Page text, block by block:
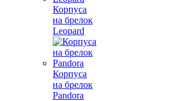
Корпуса
на брелок
Leopard
Корпуса
на брелок
Pandora